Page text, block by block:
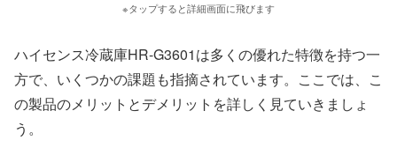
※タップすると詳細画面に飛びます
ハイセンス冷蔵庫HR-G3601は多くの優れた特徴を持つ一
方で、いくつかの課題も指摘されています。ここでは、こ
の製品のメリットとデメリットを詳しく見ていきましょ
う。